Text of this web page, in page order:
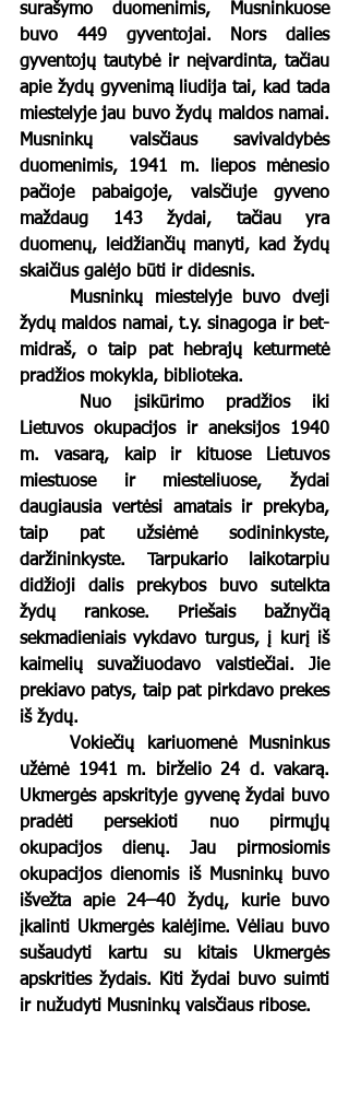
surašymo duomenimis, Musninkuose
buvo 449 gyventojai. Nors dalies
gyventojų tautybė ir neįvardinta, tačiau
apie žydų gyvenimą liudija tai, kad tada
miestelyje jau buvo žydų maldos namai.
Musninkų valsčiaus savivaldybės
duomenimis, 1941 m. liepos mėnesio
pačioje pabaigoje, valsčiuje gyveno
maždaug 143 žydai, tačiau yra
duomenų, leidžiančių manyti, kad žydų
skaičius galėjo būti ir didesnis.
Musninkų miestelyje buvo dveji
žydų maldos namai, t.y. sinagoga ir bet-
midraš, o taip pat hebrajų keturmetė
pradžios mokykla, biblioteka.
Lietuvos okupacijos ir aneksijos 1940
m. vasarą, kaip ir kituose Lietuvos
miestuose ir miesteliuose, žydai
daugiausia vertėsi amatais ir prekyba,
taip pat užsiėmė sodininkyste,
daržininkyste. Tarpukario laikotarpiu
didžioji dalis prekybos buvo sutelkta
žydų rankose. Priešais bažnyčią
sekmadieniais vykdavo turgus, į kurį iš
kaimelių suvažiuodavo valstiečiai. Jie
prekiavo patys, taip pat pirkdavo prekes
iš žydų.
	Vokiečių kariuomenė Musninkus
užėmė 1941 m. birželio 24 d. vakarą.
Ukmergės apskrityje gyvenę žydai buvo
pradėti persekioti nuo pirmųjų
okupacijos dienų. Jau pirmosiomis
okupacijos dienomis iš Musninkų buvo
išvežta apie 24–40 žydų, kurie buvo
įkalinti Ukmergės kalėjime. Vėliau buvo
sušaudyti kartu su kitais Ukmergės
apskrities žydais. Kiti žydai buvo suimti
ir nužudyti Musninkų valsčiaus ribose.